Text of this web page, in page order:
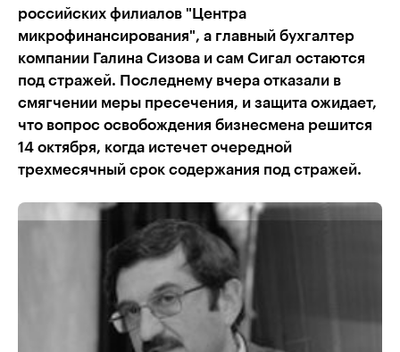
российских филиалов "Центра
микрофинансирования", а главный бухгалтер
компании Галина Сизова и сам Сигал остаются
под стражей. Последнему вчера отказали в
смягчении меры пресечения, и защита ожидает,
что вопрос освобождения бизнесмена решится
14 октября, когда истечет очередной
трехмесячный срок содержания под стражей.